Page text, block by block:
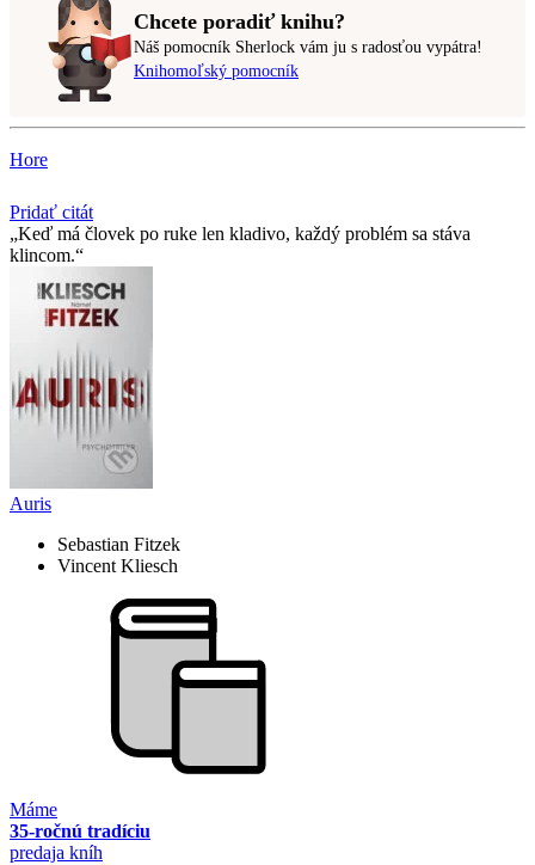
Chcete poradiť knihu?
Náš pomocník Sherlock vám ju s radosťou vypátra!
Knihomoľský pomocník
Hore
Pridať citát
Keď má človek po ruke len kladivo, každý problém sa stáva
klincom.
Auris
Sebastian Fitzek
Vincent Kliesch
Máme
35-ročnú tradíciu
predaja kníh